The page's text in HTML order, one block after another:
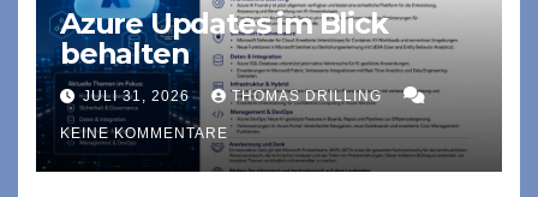
Azure Updates im Blick
behalten
JULI 31, 2026 THOMAS DRILLING
KEINE KOMMENTARE